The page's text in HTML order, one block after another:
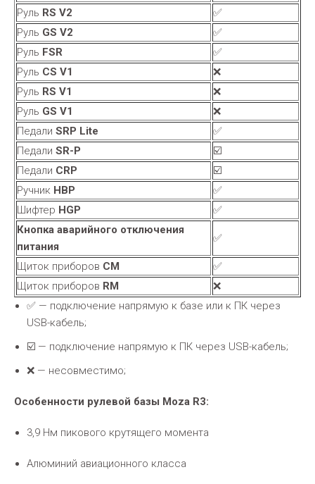
Руль RS V2
✅
Руль GS V2
✅
Руль FSR
✅
Руль CS V1
❌
Руль RS V1
❌
Руль GS V1
❌
Педали SRP Lite
✅
Педали SR-P
☑️
Педали CRP
☑️
Ручник HBP
✅
Шифтер HGP
✅
Кнопка аварийного отключения
питания
✅
Щиток приборов CM
✅
Щиток приборов RM
❌
✅ — подключение напрямую к базе или к ПК через
USB-кабель;
☑️ — подключение напрямую к ПК через USB-кабель;
❌ — несовместимо;
Особенности рулевой базы Moza R3:
3,9 Нм пикового крутящего момента
Алюминий авиационного класса